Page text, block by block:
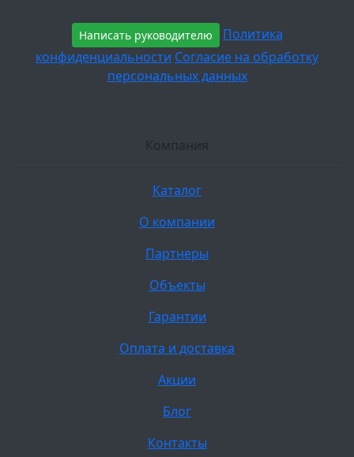
Написать руководителю
Политика
конфиденциальности Согласие на обработку
персональных данных
Компания
Каталог
О компании
Партнеры
Объекты
Гарантии
Оплата и доставка
Акции
Блог
Контакты